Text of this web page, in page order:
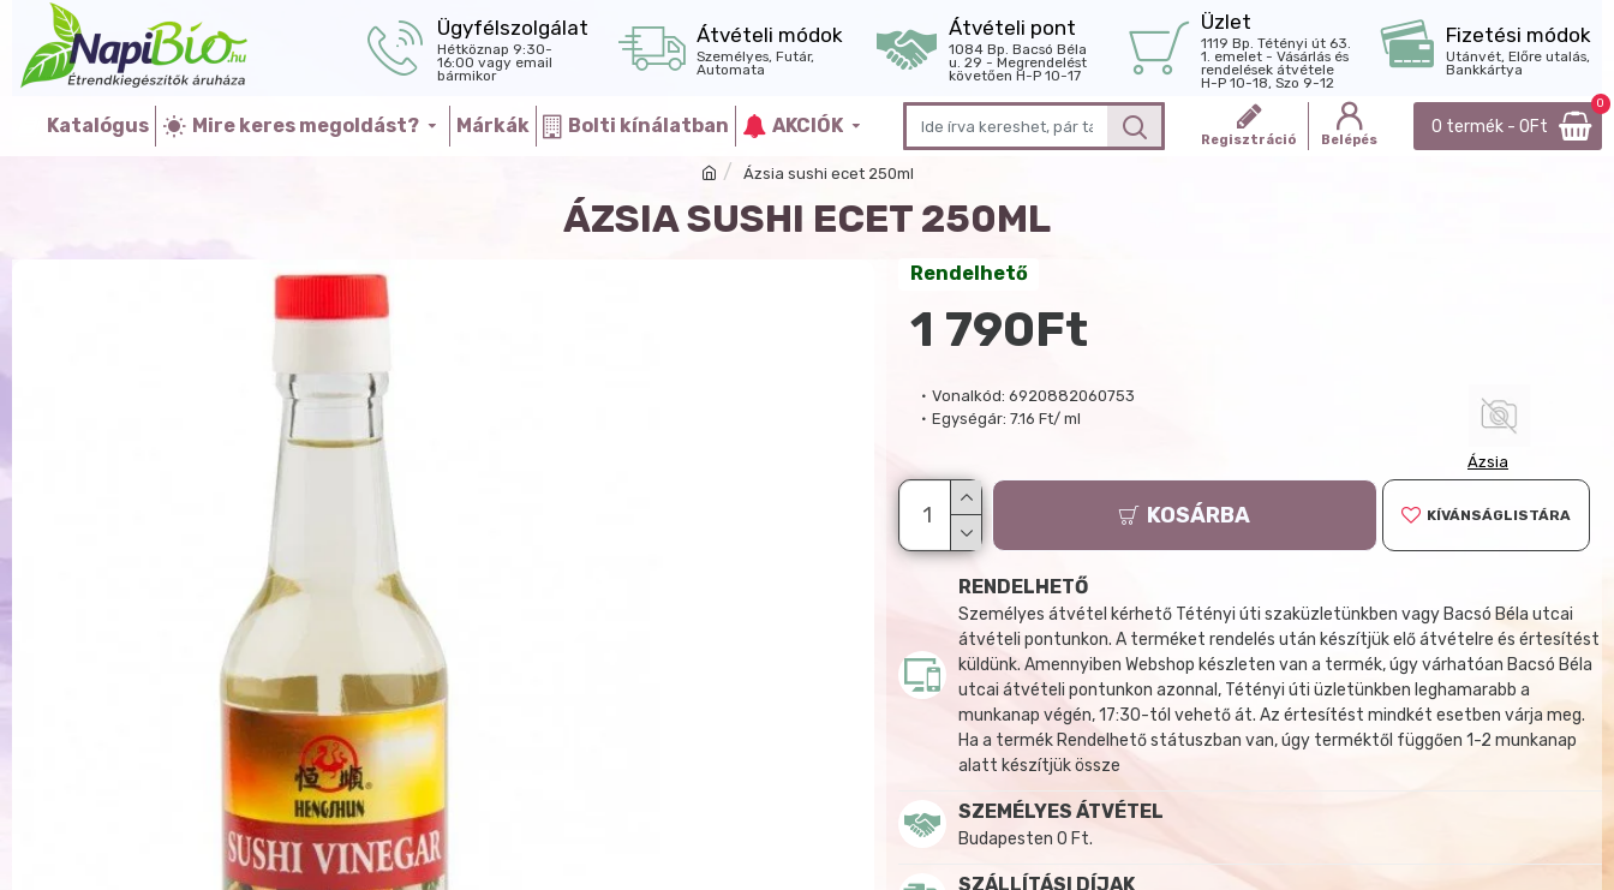
Ügyfélszolgálat
Hétköznap 9:30-
16:00 vagy email
bármikor
Átvételi módok
Személyes, Futár,
Automata
Átvételi pont
1084 Bp. Bacsó Béla
u. 29 - Megrendelést
követően H-P 10-17
Üzlet
1119 Bp. Tétényi út 63.
1. emelet - Vásárlás és
rendelések átvétele
H-P 10-18, Szo 9-12
Fizetési módok
Utánvét, Előre utalás,
Bankkártya
Katalógus Mire keres megoldást? Márkák Bolti kínálatban AKCIÓK
Regisztráció Belépés
0 termék - 0Ft
0
Ázsia sushi ecet 250ml
ÁZSIA SUSHI ECET 250ML
Vonalkód: 6920882060753
Egységár: 7.16 Ft/ ml
Ázsia
Rendelhető
1 790Ft
KOSÁRBA KÍVÁNSÁGLISTÁRA
RENDELHETŐ
Személyes átvétel kérhető Tétényi úti szaküzletünkben vagy Bacsó Béla utcai
átvételi pontunkon. A terméket rendelés után készítjük elő átvételre és értesítést
küldünk. Amennyiben Webshop készleten van a termék, úgy várhatóan Bacsó Béla
utcai átvételi pontunkon azonnal, Tétényi úti üzletünkben leghamarabb a
munkanap végén, 17:30-tól vehető át. Az értesítést mindkét esetben várja meg.
Ha a termék Rendelhető státuszban van, úgy terméktől függően 1-2 munkanap
alatt készítjük össze
SZEMÉLYES ÁTVÉTEL
Budapesten 0 Ft.
SZÁLLÍTÁSI DÍJAK